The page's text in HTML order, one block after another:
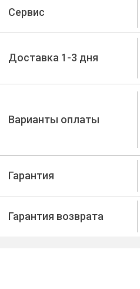
Сервис
Доставка 1-3 дня
Варианты оплаты
Гарантия
Гарантия возврата